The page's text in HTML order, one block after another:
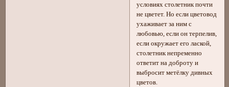
условиях столетник почти
не цветет. Но если цветовод
ухаживает за ним с
любовью, если он терпелив,
если окружает его лаской,
столетник непременно
ответит на доброту и
выбросит метёлку дивных
цветов.